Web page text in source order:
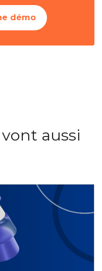
démo
aussi